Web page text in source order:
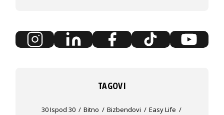
TAGOVI
30 Ispod 30 Bitno Bizbendovi
Easy Life